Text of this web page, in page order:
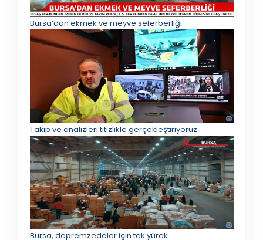
Bursa’dan ekmek ve meyve seferberliği
Takip ve analizleri titizlikle gerçekleştiriyoruz
Bursa, depremzedeler için tek yürek